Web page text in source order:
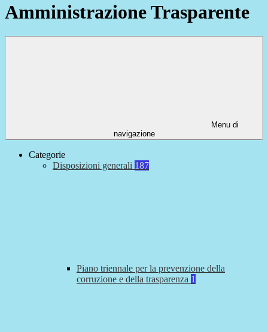
Amministrazione Trasparente
Menu di
navigazione
Categorie
Disposizioni generali 187
Piano triennale per la prevenzione della
corruzione e della trasparenza 1